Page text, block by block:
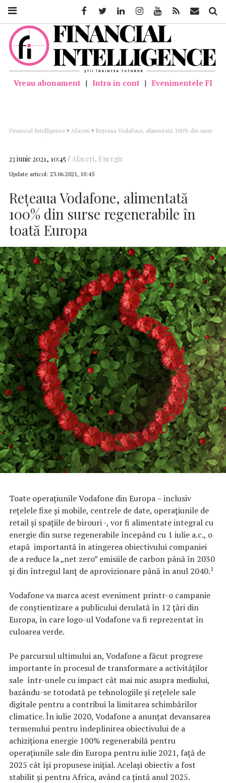
Vreau abonament | Intra in cont | Evenimentele FI
Financial Intelligence > Afaceri > Rețeaua Vodafone, alimentată 100% din surse
23 iunie 2021, 10:45 Afaceri, Energie
Update articol: 23.06.2021, 10:45
Rețeaua Vodafone, alimentată
100% din surse regenerabile în
toată Europa
Toate operațiunile Vodafone din Europa – inclusiv
rețelele fixe și mobile, centrele de date, operațiunile de
retail și spațiile de birouri -, vor fi alimentate integral cu
energie din surse regenerabile începând cu 1 iulie a.c., o
etapă importantă în atingerea obiectivului companiei
de a reduce la „net zero” emisiile de carbon până în 2030
și din întregul lanț de aprovizionare până în anul 2040.1
Vodafone va marca acest eveniment printr-o campanie
de conștientizare a publicului derulată în 12 țări din
Europa, în care logo-ul Vodafone va fi reprezentat în
culoarea verde.
Pe parcursul ultimului an, Vodafone a făcut progrese
importante în procesul de transformare a activităților
sale într-unele cu impact cât mai mic asupra mediului,
bazându-se totodată pe tehnologiile și rețelele sale
digitale pentru a contribui la limitarea schimbărilor
climatice. În iulie 2020, Vodafone a anunțat devansarea
termenului pentru îndeplinirea obiectivului de a
achiziționa energie 100% regenerabilă pentru
operațiunile sale din Europa pentru iulie 2021, față de
2025 cât își propusese inițial. Același obiectiv a fost
stabilit și pentru Africa, având ca țintă anul 2025.
FacebookTwitter LinkedinInstagramYoutube Feed Mail